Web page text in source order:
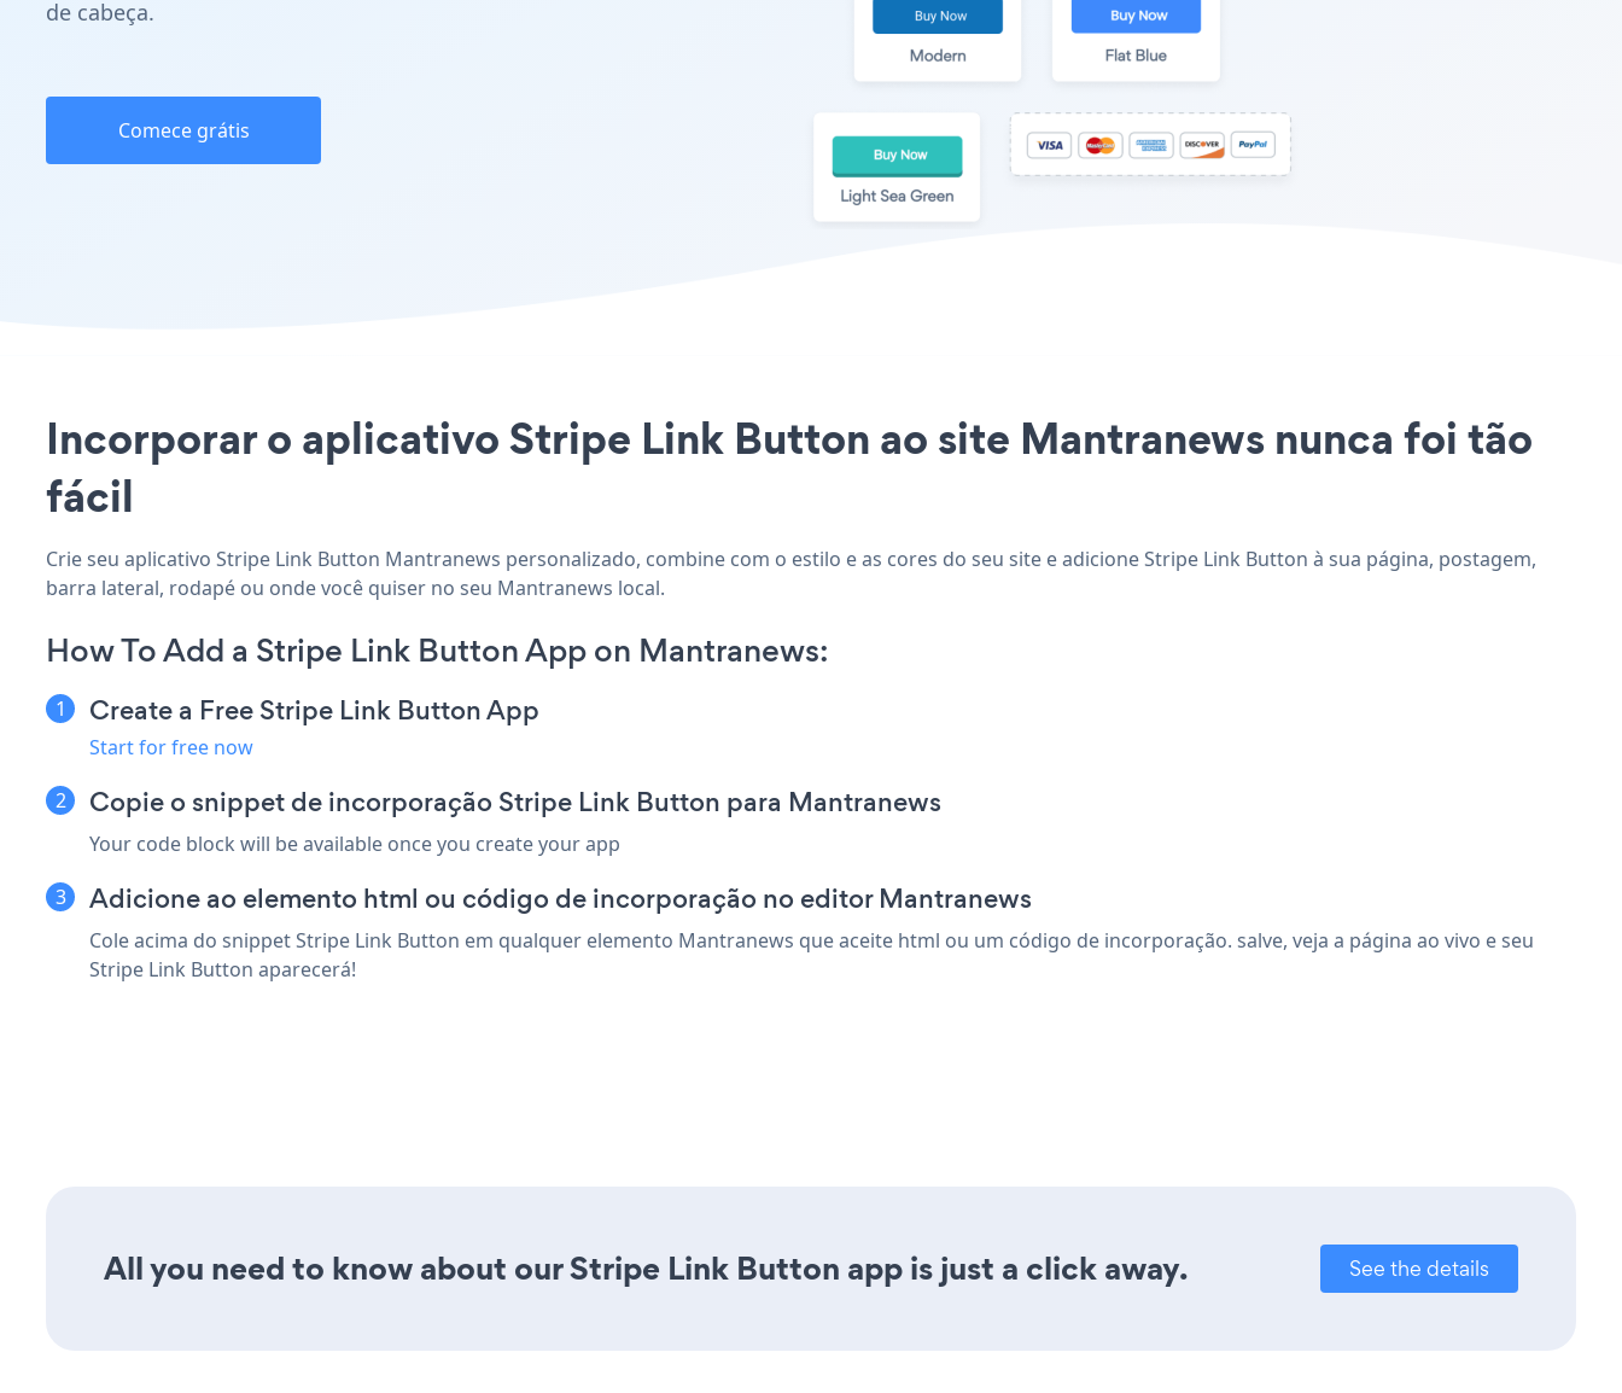
de cabeça.
Comece grátis
Incorporar o aplicativo Stripe Link Button ao site Mantranews nunca foi tão
fácil
Crie seu aplicativo Stripe Link Button Mantranews personalizado, combine com o estilo e as cores do seu site e adicione Stripe Link Button à sua página, postagem,
barra lateral, rodapé ou onde você quiser no seu Mantranews local.
How To Add a Stripe Link Button App on Mantranews:
Create a Free Stripe Link Button App
Start for free now
Copie o snippet de incorporação Stripe Link Button para Mantranews
Your code block will be available once you create your app
Adicione ao elemento html ou código de incorporação no editor Mantranews
Cole acima do snippet Stripe Link Button em qualquer elemento Mantranews que aceite html ou um código de incorporação. salve, veja a página ao vivo e seu
Stripe Link Button aparecerá!
All you need to know about our Stripe Link Button app is just a click away. See the details